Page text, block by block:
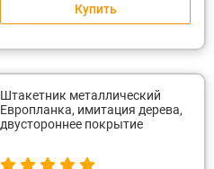
Купить
Штакетник металлический
Европланка, имитация дерева,
двустороннее покрытие